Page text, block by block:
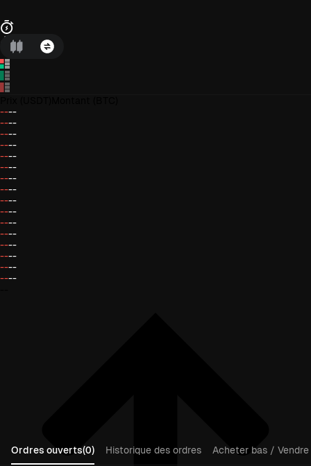
----
----
----
----
----
----
----
----
----
----
----
----
----
----
----
----
Ordres ouverts(0) Historique des ordres
Acheter bas /